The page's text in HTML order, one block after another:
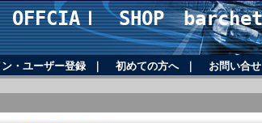
OFFCIAｌ SHOP
ン・ユーザー登録｜ 初めての方へ｜ お問い合せ